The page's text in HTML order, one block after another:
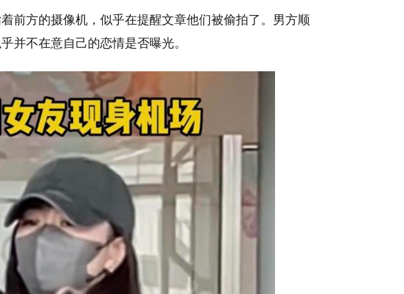
前方的摄像机，似乎在提醒文章他们被偷拍了。男方顺
并不在意自己的恋情是否曝光。